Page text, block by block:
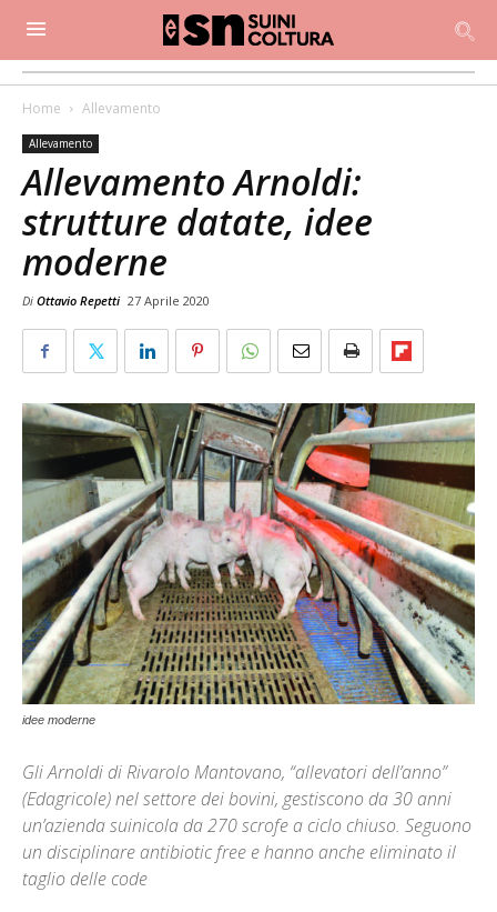
Home Allevamento
Allevamento
Allevamento Arnoldi:
strutture datate, idee
moderne
Di Ottavio Repetti 27 Aprile 2020
idee moderne
Gli Arnoldi di Rivarolo Mantovano, “allevatori dell’anno”
(Edagricole) nel settore dei bovini, gestiscono da 30 anni
un’azienda suinicola da 270 scrofe a ciclo chiuso. Seguono
un disciplinare antibiotic free e hanno anche eliminato il
taglio delle code